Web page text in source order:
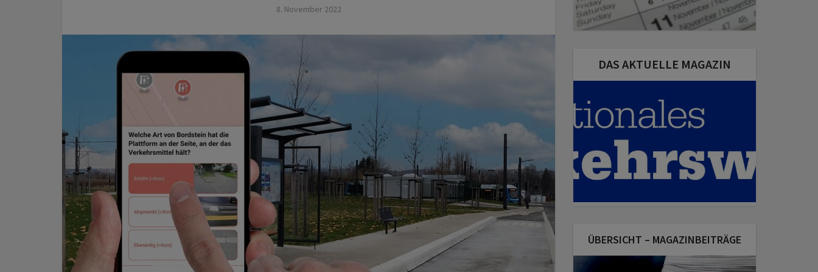
8. November 2022
DAS AKTUELLE MAGAZIN
ÜBERSICHT – MAGAZINBEITRÄGE